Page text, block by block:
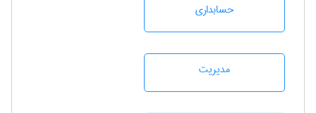
حسابداری
مديريت